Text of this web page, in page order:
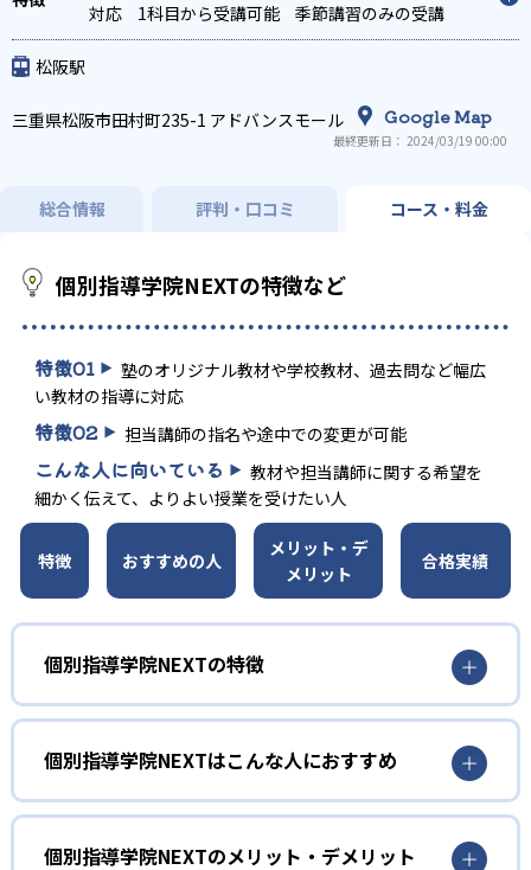
対応 1科目から受講可能
季節講習のみの受講
可
発達障害の子どもに対応
自習室あり
松阪駅
三重県松阪市田村町235-1 アドバンスモール Google Map
最終更新日： 2024/03/19 00:00
総合情報 評判・口コミ コース・料金
個別指導学院NEXTの特徴など
特徴01
塾のオリジナル教材や学校教材、過去問など幅広
い教材の指導に対応
特徴02 担当講師の指名や途中での変更が可能
こんな人に向いている
教材や担当講師に関する希望を
細かく伝えて、よりよい授業を受けたい人
特徴 おすすめの人
メリット・デ
メリット
合格実績
個別指導学院NEXTの特徴
01
授業で使う教材を選べる
個別指導学院NEXTには指定の教材がなく、ニーズに合わせ
て授業で使う教材を自由に選べる。子どものレベルや好み
に合わせて教材を選択し、学習モチベーションを高めやす
い。オリジナル教材や市販テキスト、入試過去問などを塾
個別指導学院NEXTはこんな人におすすめ
小学生
大人との相性を選ぶ子ども向け
個別指導学院NEXTのメリット・デメリット